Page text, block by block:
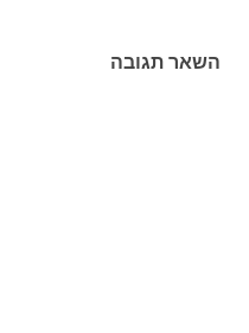
השאר תגובה